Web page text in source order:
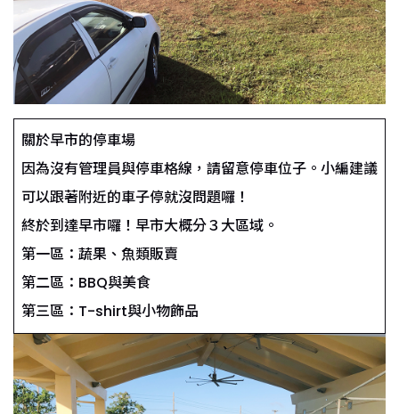
關於早市的停車場
因為沒有管理員與停車格線，請留意停車位子。小編建議
可以跟著附近的車子停就沒問題囉！
終於到達早市囉！早市大概分３大區域。
第一區：蔬果、魚類販賣
第二區：BBQ與美食
第三區：T-shirt與小物飾品